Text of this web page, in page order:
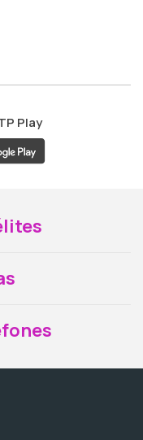
ao
Play